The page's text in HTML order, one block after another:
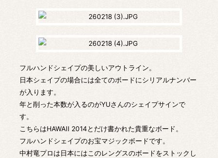
フルハンドシェイプの美しいアウトライン。
日本シェイプの場合には全てのボードにシリアルナンバー
が入ります。
年と削った本数が入るのがYUさんのシェイプサインで
す。
こちらはHAWAII 2014とだけ書かれた貴重なボード。
フルハンドシェイプのお宝マジックボードです。
中村竜プロは日本にはこのレングスのボードをストックし